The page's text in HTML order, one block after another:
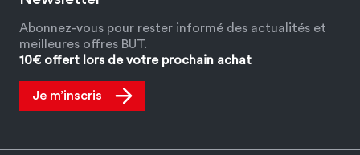
Abonnez-vous pour rester informé des actualités et
meilleures offres BUT.
10€ offert lors de votre prochain achat
Je m’inscris